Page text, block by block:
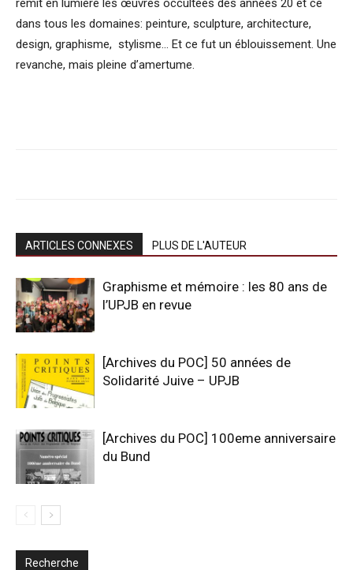
remit en lumière les œuvres occultées des années 20 et ce
dans tous les domaines: peinture, sculpture, architecture,
design, graphisme, stylisme… Et ce fut un éblouissement. Une
revanche, mais pleine d’amertume.
ARTICLES CONNEXES PLUS DE L'AUTEUR
Graphisme et mémoire : les 80 ans de
l’UPJB en revue
[Archives du POC] 50 années de
Solidarité Juive – UPJB
[Archives du POC] 100eme anniversaire
du Bund
Recherche